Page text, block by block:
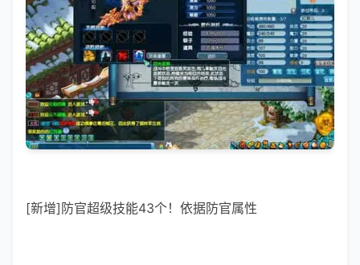
[新增]防官超级技能43个！依据防官属性